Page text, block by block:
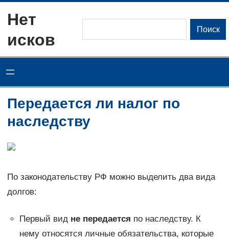
содержимому
Нет
исков
Поиск
Передается ли налог по
наследству
По законодательству РФ можно выделить два вида
долгов:
Первый вид не передается по наследству. К
нему относятся личные обязательства, которые